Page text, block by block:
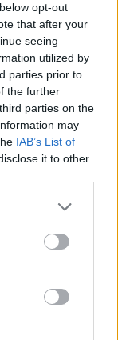
opt-out
that after your
seeing
utilized by
parties prior to
the further
parties on the
may
IAB’s List of
it to other